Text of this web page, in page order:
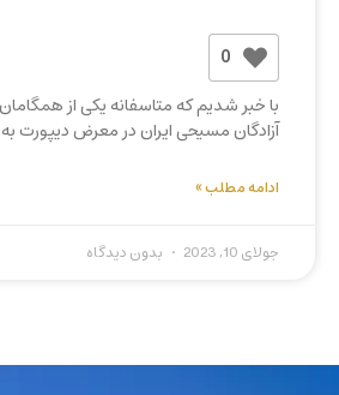
0
با خبر شدیم که متاسفانه یکی از
آزادگان مسیحی ایران در معرض دیپورت
ادامه مطلب »
جولای 10, 2023 بدون دیدگاه